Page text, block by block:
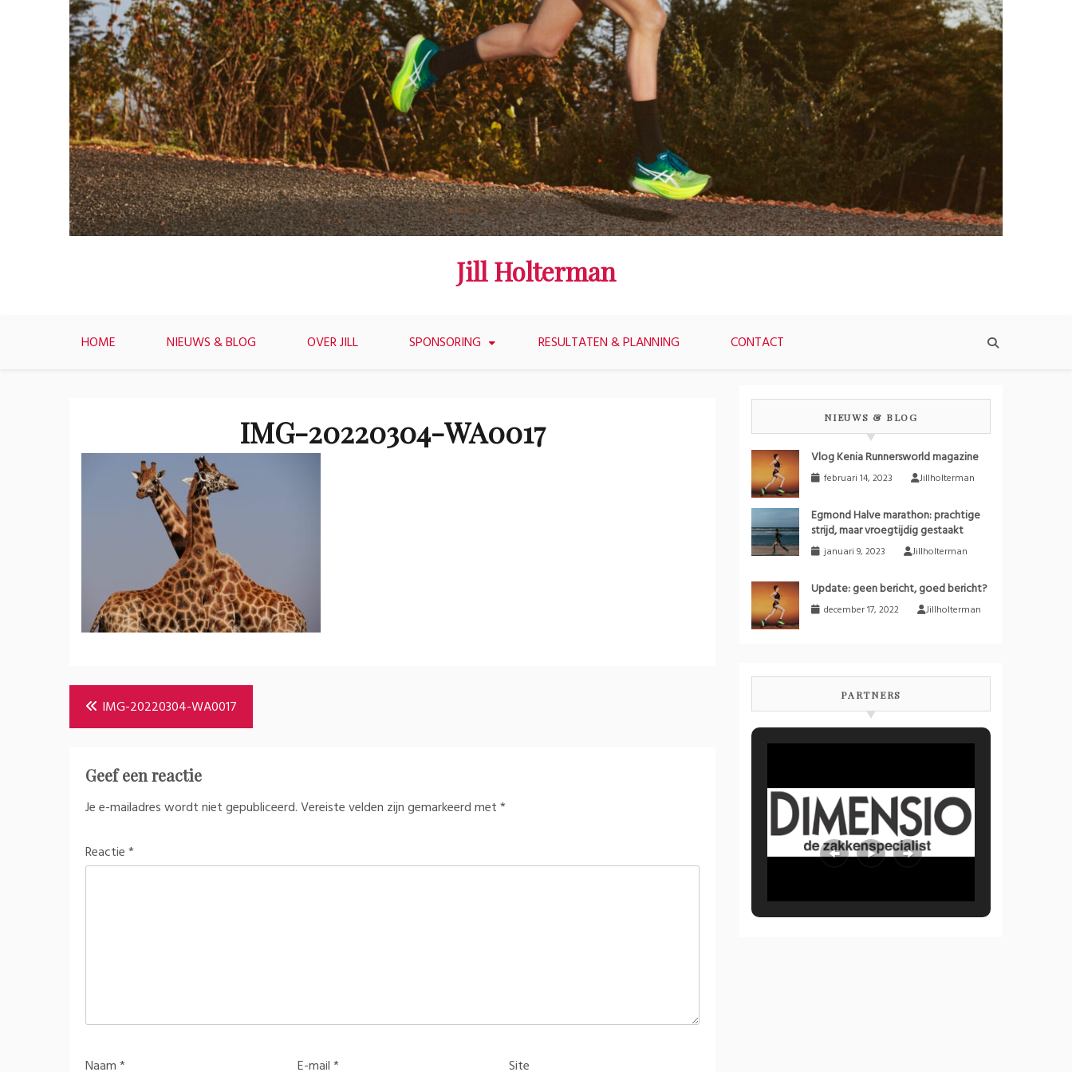
Jill Holterman
HOME NIEUWS & BLOG OVER JILL SPONSORING RESULTATEN & PLANNING CONTACT
IMG-20220304-WA0017
Bericht
navigatie
IMG-20220304-WA0017
Geef een reactie
Je e-mailadres wordt niet gepubliceerd.Vereiste velden zijn gemarkeerd met*
Reactie*
Naam* E-mail* Site
NIEUWS & BLOG
Vlog Kenia Runnersworld magazine
februari 14, 2023 Jillholterman
Egmond Halve marathon: prachtige
strijd, maar vroegtijdig gestaakt
januari 9, 2023 Jillholterman
Update: geen bericht, goed bericht?
december 17, 2022 Jillholterman
PARTNERS